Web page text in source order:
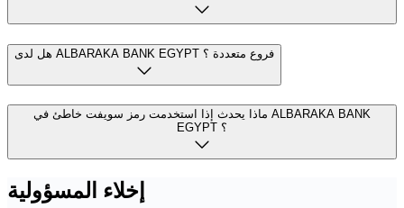
هل لدى ALBARAKA BANK EGYPT فروع متعددة ؟
ماذا يحدث إذا استخدمت رمز سويفت خاطئ في ALBARAKA BANK
EGYPT ؟
إخلاء المسؤولية